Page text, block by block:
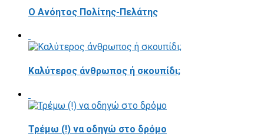
Ο Ανόητος Πολίτης-Πελάτης
Καλύτερος άνθρωπος ή σκουπίδι;
Τρέμω (!) να οδηγώ στο δρόμο